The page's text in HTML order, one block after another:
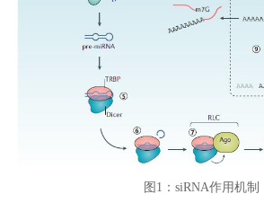
图1：siRNA作用机制